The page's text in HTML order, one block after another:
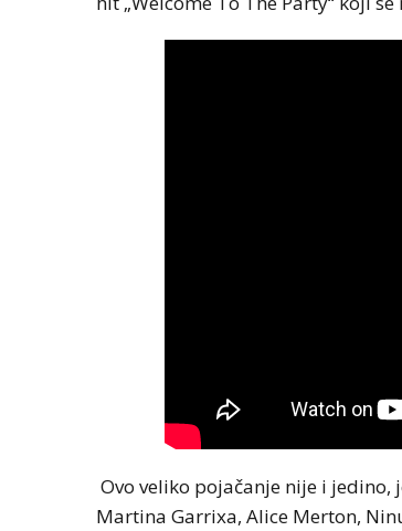
Ovo veliko pojačanje nije i jedino,
Martina Garrixa, Alice Merton,